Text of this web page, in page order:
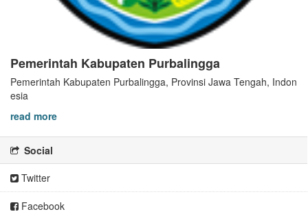
Pemerintah Kabupaten Purbalingga
Pemerintah Kabupaten Purbalingga, Provinsi Jawa Tengah, Indon
esia
read more
Social
Twitter
Facebook